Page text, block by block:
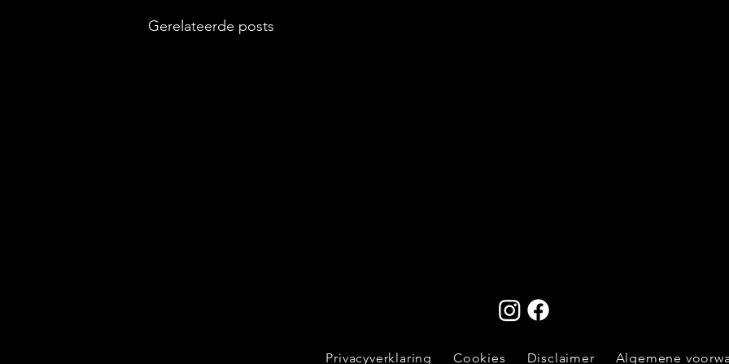
Gerelateerde posts
Privacyverklaring Cookies Disclaimer Algemene